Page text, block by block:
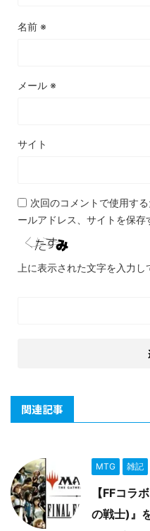
名前 ※
メール ※
サイト
次回のコメントで使用す
ールアドレス、サイトを保存
上に表示された文字を入力し
関連記事
MTG 雑記
【FFコラ
の戦士)』